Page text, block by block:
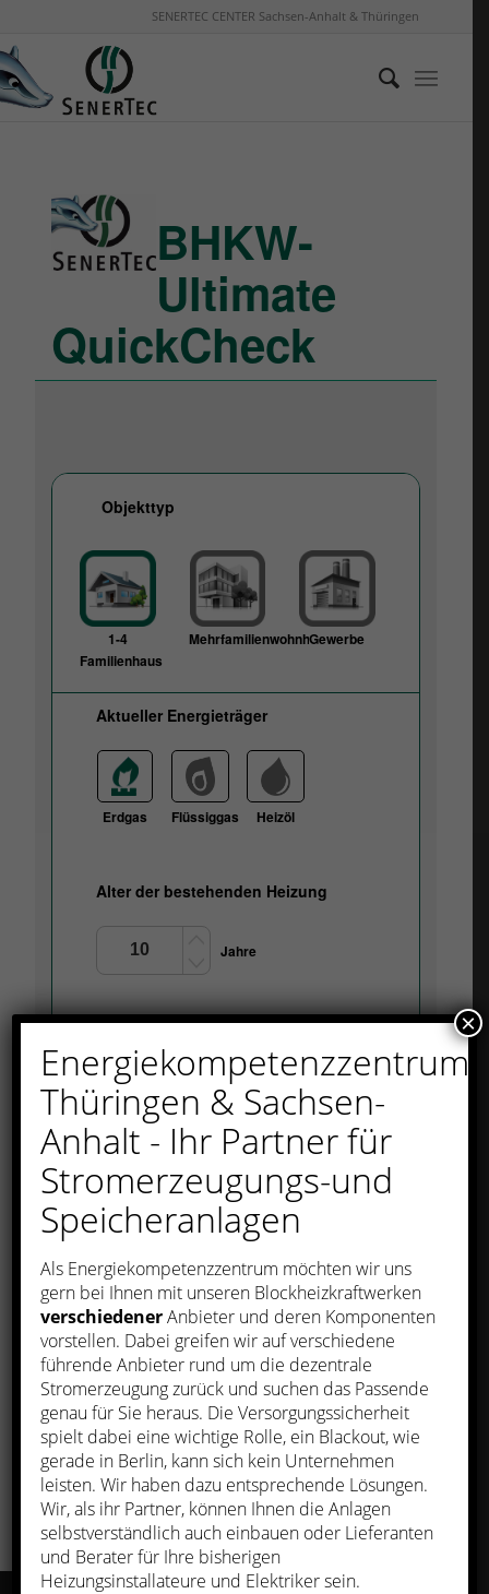
SENERTEC CENTER Sachsen-Anhalt & Thüringen
Energiekompetenzzentrum
Thüringen & Sachsen-
Anhalt - Ihr Partner für
Stromerzeugungs-und
Speicheranlagen
Als Energiekompetenzzentrum möchten wir uns
gern bei Ihnen mit unseren Blockheizkraftwerken
verschiedenerAnbieter und deren Komponenten
vorstellen. Dabei greifen wir auf verschiedene
führende Anbieter rund um die dezentrale
Stromerzeugung zurück und suchen das Passende
genau für Sie heraus. Die Versorgungssicherheit
spielt dabei eine wichtige Rolle, ein Blackout, wie
gerade in Berlin, kann sich kein Unternehmen
leisten. Wir haben dazu entsprechende Lösungen.
Wir, als ihr Partner, können Ihnen die Anlagen
selbstverständlich auch einbauen oder Lieferanten
und Berater für Ihre bisherigen
Heizungsinstallateure und Elektriker sein.
×